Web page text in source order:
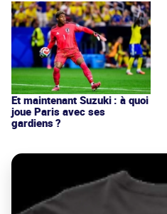
Et maintenant Suzuki : à quoi
joue Paris avec ses
gardiens ?